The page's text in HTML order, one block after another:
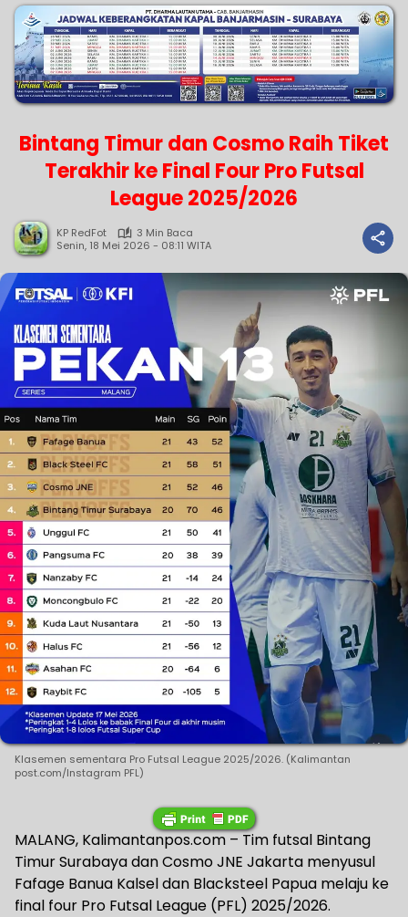
Bintang Timur dan Cosmo Raih Tiket
Terakhir ke Final Four Pro Futsal
League 2025/2026
KP RedFot
3 Min Baca
Senin, 18 Mei 2026 - 08:11 WITA
Klasemen sementara Pro Futsal League 2025/2026. (Kalimantan
post.com/Instagram PFL)
MALANG, Kalimantanpos.com – Tim futsal Bintang
Timur Surabaya dan Cosmo JNE Jakarta menyusul
Fafage Banua Kalsel dan Blacksteel Papua melaju ke
final four Pro Futsal League (PFL) 2025/2026.